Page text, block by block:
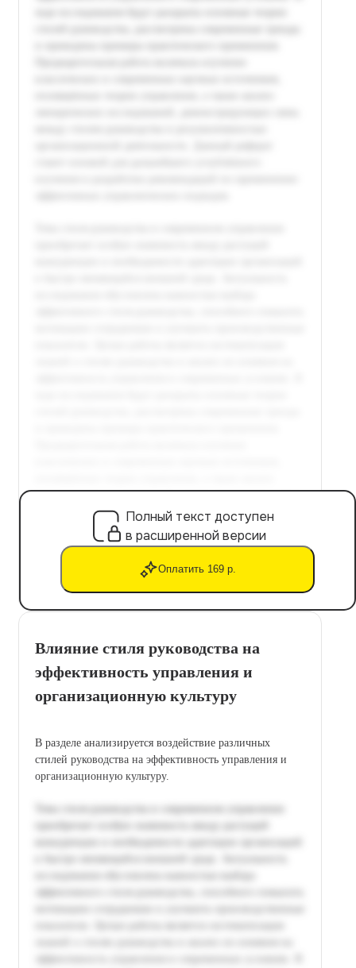
Полный текст доступен
в расширенной версии
Оплатить 169 р.
Влияние стиля руководства на
эффективность управления и
организационную культуру
В разделе анализируется воздействие различных
стилей руководства на эффективность управления и
организационную культуру.